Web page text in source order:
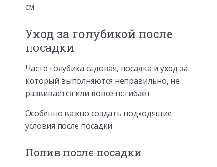
см.
Уход за голубикой после
посадки
Часто голубика садовая, посадка и уход за
который выполняются неправильно, не
развивается или вовсе погибает
Особенно важно создать подходящие
условия после посадки
Полив после посадки